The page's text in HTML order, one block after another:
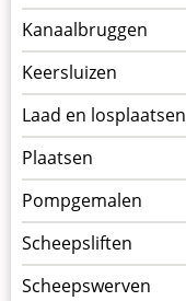
Kanaalbruggen
Keersluizen
Laad en losplaatsen
Plaatsen
Pompgemalen
Scheepsliften
Scheepswerven